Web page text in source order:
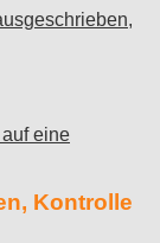
eine
Kontrolle